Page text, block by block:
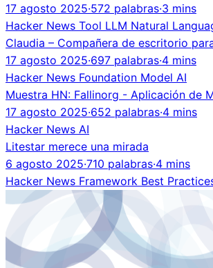
17 agosto 2025·572 palabras·3 mins
Hacker News Tool LLM Natural
Claudia – Compañera de escritorio
17 agosto 2025·697 palabras·4 mins
Hacker News Foundation Model AI
Muestra HN: Fallinorg - Aplicación de
17 agosto 2025·652 palabras·4 mins
Hacker News AI
Litestar merece una mirada
6 agosto 2025·710 palabras·4 mins
Hacker News Framework Best